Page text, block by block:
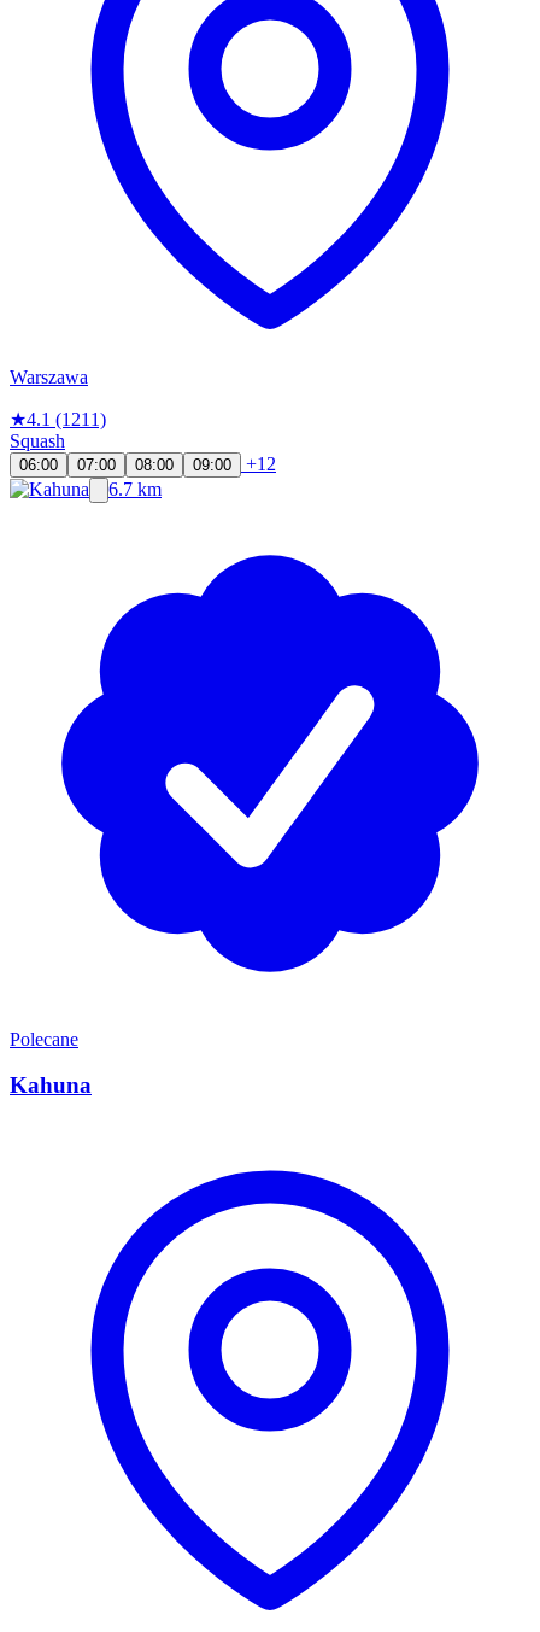
Warszawa
★4.1 (1211)
Squash
06:00 07:00 08:00 09:00
+12
6.7 km
Polecane
Kahuna